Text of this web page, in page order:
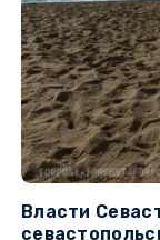
Власти